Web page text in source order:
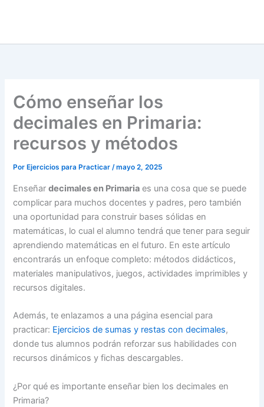
Cómo enseñar los
decimales en Primaria:
recursos y métodos
Por Ejercicios para Practicar/mayo 2, 2025
Enseñardecimales en Primaria es una cosa que se puede
complicar para muchos docentes y padres, pero también
una oportunidad para construir bases sólidas en
matemáticas, lo cual el alumno tendrá que tener para seguir
aprendiendo matemáticas en el futuro. En este artículo
encontrarás un enfoque completo: métodos didácticos,
materiales manipulativos, juegos, actividades imprimibles y
recursos digitales.
Además, te enlazamos a una página esencial para
practicar: Ejercicios de sumas y restas con decimales,
donde tus alumnos podrán reforzar sus habilidades con
recursos dinámicos y fichas descargables.
¿Por qué es importante enseñar bien los decimales en
Primaria?